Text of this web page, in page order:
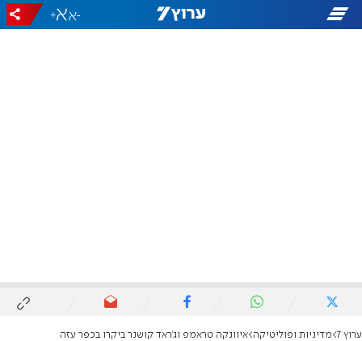
-
+
ערוץ 7 מדיניות ופוליטיקה איוונקה טראמפ וג'ראד קושנר ביקרו בכפר עזה